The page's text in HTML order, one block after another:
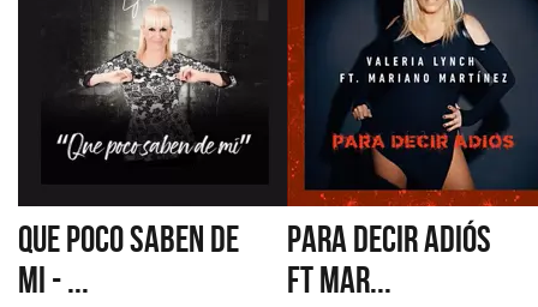
QUE POCO SABEN DE
MI - ...
PARA DECIR ADIÓS
FT MAR...